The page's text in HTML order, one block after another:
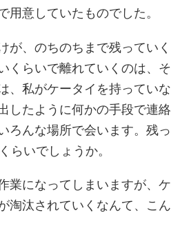
意していたものでした。
が、のちのちまで残っていく
くらいで離れていくのは、そ
、私がケータイを持っていな
したように何かの手段で連絡
ろんな場所で会います。残っ
らいでしょうか。
業になってしまいますが、ケ
淘汰されていくなんて、こん